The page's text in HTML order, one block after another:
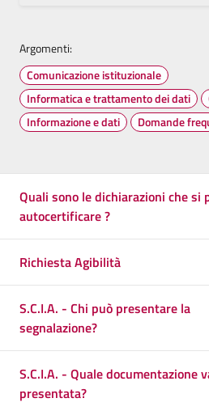
Argomenti:
Comunicazione istituzionale
Informatica e trattamento dei dati
Informazione e dati
Domande
Quali sono le dichiarazioni che si
autocertificare ?
Richiesta Agibilità
S.C.I.A. - Chi può presentare la
segnalazione?
S.C.I.A. - Quale documentazione
presentata?